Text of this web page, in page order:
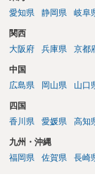
（「今回で最後」
容を十分に確認し
す。
愛知県
静岡県 岐阜
関西
大阪府
兵庫県 京都
中国
広島県
岡山県 山口
四国
香川県
愛媛県 高知
九州・沖縄
福岡県
佐賀県 長崎